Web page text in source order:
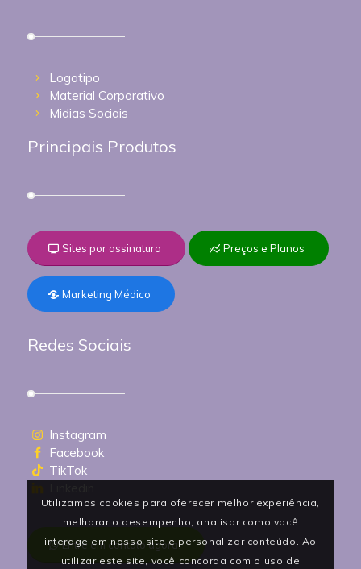
Logotipo
Material Corporativo
Midias Sociais
Principais Produtos
Sites por assinatura Preços e Planos
Marketing Médico
Redes Sociais
Instagram
Facebook
TikTok
Entre em contato agora!
Utilizamos cookies para oferecer melhor experiência,
melhorar o desempenho, analisar como você
interage em nosso site e personalizar conteúdo. Ao
utilizar este site, você concorda com o uso de